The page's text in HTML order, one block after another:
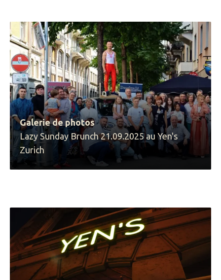
Galerie de photos
Lazy Sunday Brunch 21.09.2025 au Yen's
Zurich